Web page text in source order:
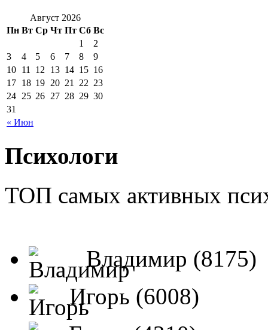
Август 2026
Пн Вт Ср Чт Пт Сб Вс
« Июн
1
2
3
4 5 6 7 8
9
10 11 12 13 14 15 16
17 18 19 20 21 22 23
24 25 26 27 28 29 30
31
Психологи
ТОП самых активных
Владимир (8175)
Игорь (6008)